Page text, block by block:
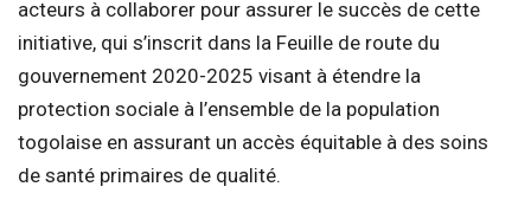
acteurs à collaborer pour assurer le succès de cette
initiative, qui s’inscrit dans la Feuille de route du
gouvernement 2020-2025 visant à étendre la
protection sociale à l’ensemble de la population
togolaise en assurant un accès équitable à des soins
de santé primaires de qualité.